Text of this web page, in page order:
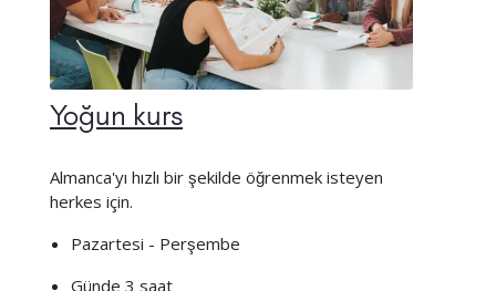
Yoğun kurs
Almanca'yı hızlı bir şekilde öğrenmek isteyen
herkes için.
Pazartesi - Perşembe
Günde 3 saat